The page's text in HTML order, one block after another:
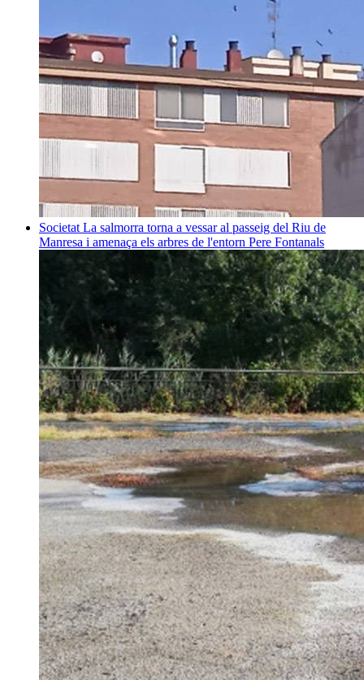
Societat La salmorra torna a vessar al passeig del Riu de
Manresa i amenaça els arbres de l'entorn Pere Fontanals